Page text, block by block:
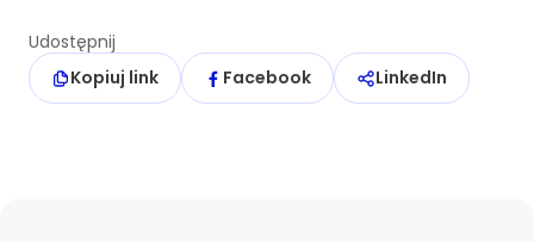
Udostępnij
Kopiuj link
Facebook LinkedIn